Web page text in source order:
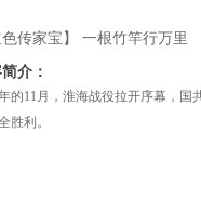
色传家宝】 一根竹竿行万里
介：
的11月，淮海战役拉开序幕，
胜利。